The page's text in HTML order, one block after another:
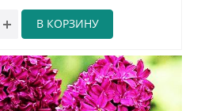
В КОРЗИНУ